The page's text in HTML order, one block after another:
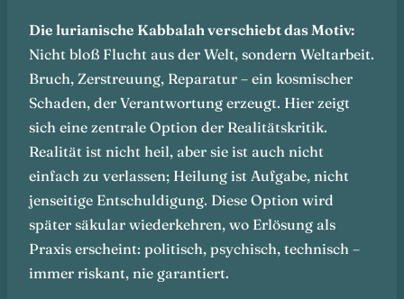
Die lurianische Kabbalah verschiebt das Motiv:
Nicht bloß Flucht aus der Welt, sondern Weltarbeit.
Bruch, Zerstreuung, Reparatur – ein kosmischer
Schaden, der Verantwortung erzeugt. Hier zeigt
sich eine zentrale Option der Realitätskritik.
Realität ist nicht heil, aber sie ist auch nicht
einfach zu verlassen; Heilung ist Aufgabe, nicht
jenseitige Entschuldigung. Diese Option wird
später säkular wiederkehren, wo Erlösung als
Praxis erscheint: politisch, psychisch, technisch –
immer riskant, nie garantiert.